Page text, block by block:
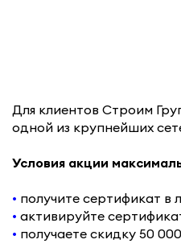
Для клиентов Строим
одной из крупнейших
Условия акции
• получите сертификат
• активируйте
• получаете скидку 50